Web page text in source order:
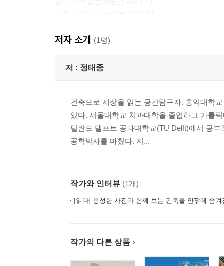
서울시 빈집 프로젝트 2023 91
03. 위상학 - 관통, 폴딩 115
파주 근생 리모델링 2021 151
교육시설 증축 2024 159
04. 현상학 / 분위기, 장소성 169
역삼 근생 2020 181
OSVC 클리닉 2020 187
참고문헌 198
저자 소개 (1명)
저 : 정태종
건축으로 세상을 읽는 공간탐구자. 홍익대학
있다. 서울대학교 치과대학을 졸업하고 가톨
덜란드 델프트 공과대학교(TU Delft)에서 공
공학박사를 마쳤다. 지...
작가와 인터뷰 (1개)
[읽다] 풍성한 사진과 함께 보는 건축물 안팎에 숨
작가의 다른 상품